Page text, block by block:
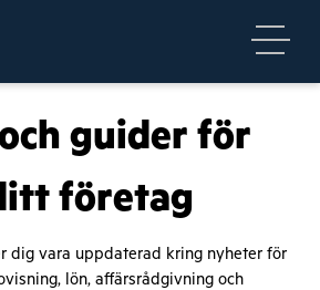
guider för
företag
dig vara uppdaterad kring nyheter för
lön, affärsrådgivning och